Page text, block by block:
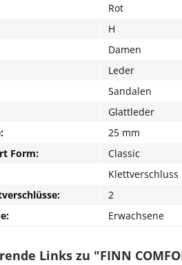
Rot
H
Damen
Leder
Sandalen
Glattleder
25 mm
Form:
Classic
Klettverschluss
2
Erwachsene
Links zu "FINN